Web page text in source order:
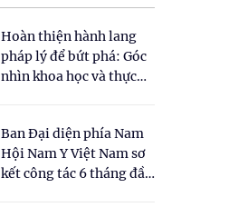
Hoàn thiện hành lang
pháp lý để bứt phá: Góc
nhìn khoa học và thực
cho Luật Y dược cổ
truyền Việt Nam"
Ban Đại diện phía Nam
Hội Nam Y Việt Nam sơ
kết công tác 6 tháng đầu